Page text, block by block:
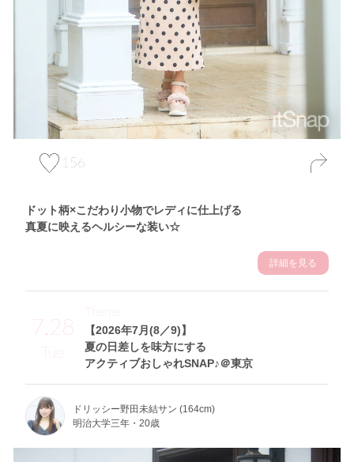
156
ドット柄×こだわり小物でレディに仕上げる
真夏に映えるヘルシーな装い☆
詳細を見る
7.28
Tue
【2026年7月(8／9)】
夏の日差しを味方にする
アクティブおしゃれSNAP♪＠東京
Theme
ドリッシー野田未結サン (164cm)
明治大学三年・20歳